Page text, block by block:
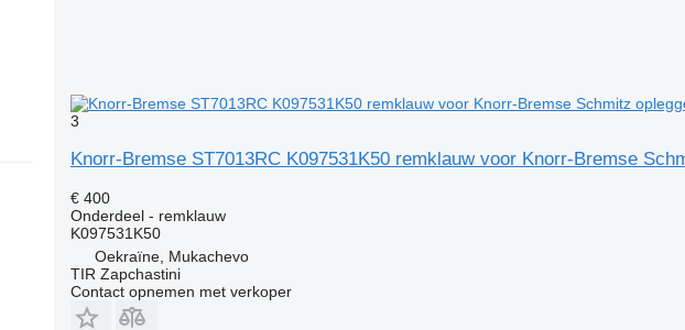
3
Knorr-Bremse ST7013RC K097531K50 remklauw voor Knorr-Bremse
€ 400
Onderdeel - remklauw
K097531K50
Oekraïne, Mukachevo
TIR Zapchastini
Contact opnemen met verkoper